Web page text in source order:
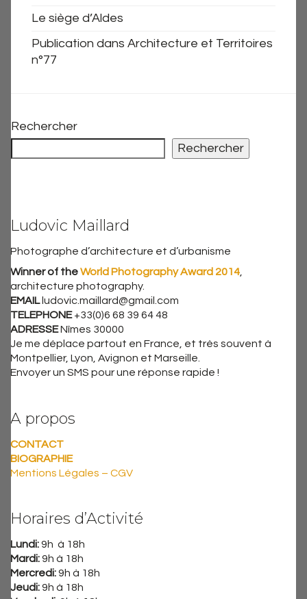
Le siège d’Aldes
Publication dans Architecture et Territoires
n°77
Rechercher
Rechercher
Ludovic Maillard
Photographe d’architecture et d’urbanisme
Winner of theWorld Photography Award 2014
architecture photography.
EMAIL ludovic.maillard@gmail.com
TELEPHONE+33(0)6 68 39 64 48
ADRESSENîmes 30000
Je me déplace partout en France, et très souvent à
Montpellier, Lyon, Avignon et Marseille.
Envoyer un SMS pour une réponse rapide !
A propos
CONTACT
BIOGRAPHIE
Mentions Légales – CGV
Horaires d’Activité
Lundi:9h à 18h
Mardi:9h à 18h
Mercredi:9h à 18h
Jeudi:9h à 18h